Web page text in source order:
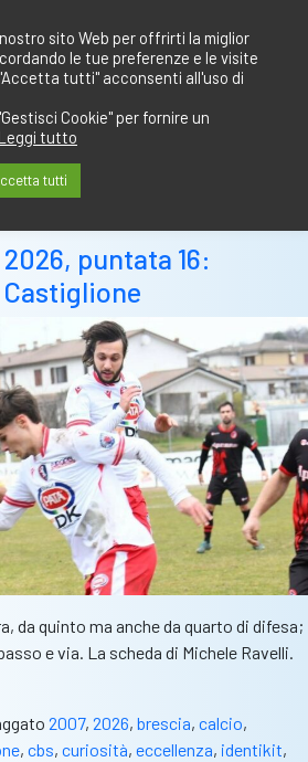
puntata 16:
Castiglione
da quinto ma anche da quarto di difesa;
e via. La scheda di Michele Ravelli.
2007, 2026, brescia, calcio,
, cbs, curiosità, eccellenza, identikit,
sito Web per offrirti la miglior
le tue preferenze e le visite
tutti" acconsenti all'uso di
Cookie" per fornire un
Leggi tutto
tutti